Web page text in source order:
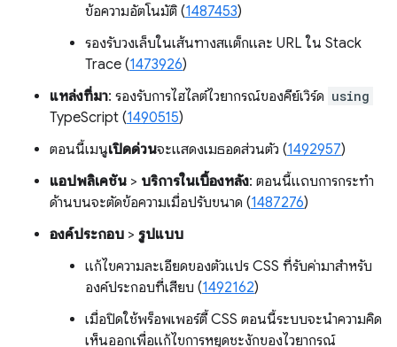
ข้อความอัตโนมัติ (1487453)
รองรับวงเล็บในเส้นทางสแต็กและ URL ใน Stack
Trace (1473926)
แหล่งที่มา: รองรับการไฮไลต์ไวยากรณ์ของคีย์เวิร์ด using
TypeScript (1490515)
ตอนนี้เมนูเปิดด่วนจะแสดงเมธอดส่วนตัว (1492957)
แอปพลิเคชัน > บริการในเบื้องหลัง: ตอนนี้แถบการกระทํา
ด้านบนจะตัดข้อความเมื่อปรับขนาด (1487276)
องค์ประกอบ > รูปแบบ
แก้ไขความละเอียดของตัวแปร CSS ที่รับค่ามาสำหรับ
องค์ประกอบที่เสียบ (1492162)
เมื่อปิดใช้พร็อพเพอร์ตี้ CSS ตอนนี้ระบบจะนำความคิด
เห็นออกเพื่อแก้ไขการหยุดชะงักของไวยากรณ์